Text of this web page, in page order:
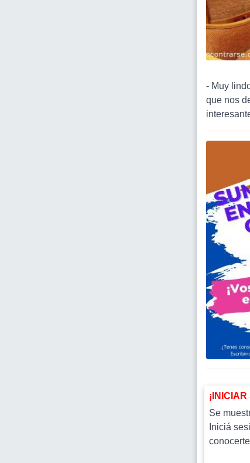
- Muy
que nos
Se
Iniciá